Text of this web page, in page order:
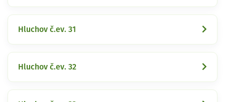
Hluchov č.ev. 31
Hluchov č.ev. 32